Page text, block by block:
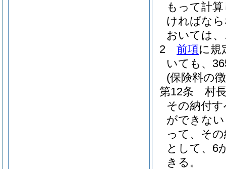
もって計
ければな
おいては
2
前項に規
いても、
(保険料の
第12条
村
その納付
ができな
って、そ
として、6
きる。